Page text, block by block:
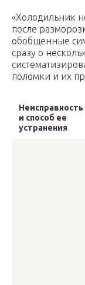
«Холодильник
после
обобщенные
сразу о
поломки и их
Неисправность
и способ ее
устранения